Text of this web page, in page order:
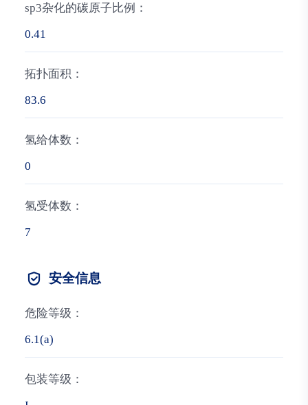
sp3杂化的碳原子比例：
0.41
拓扑面积：
83.6
氢给体数：
0
氢受体数：
7
安全信息
危险等级：
6.1(a)
包装等级：